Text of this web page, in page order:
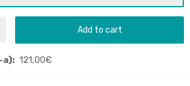
Add to cart
a): 121,00€